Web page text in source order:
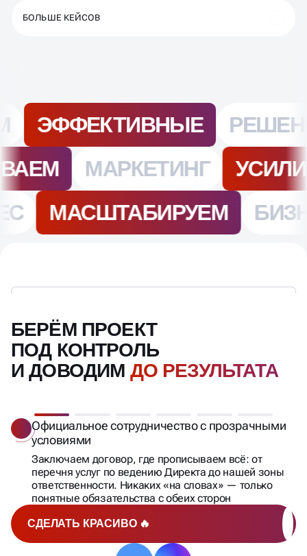
ПОД КОНТРОЛЬ
И ДОВОДИМДО РЕЗУЛЬТАТА
СДЕЛАТЬ КРАСИВО 🔥
условиями
Заключаем договор, где прописываем всё: от
перечня услуг по ведению Директа до нашей зоны
ответственности. Никаких «на словах» — только
понятные обязательства с обеих сторон